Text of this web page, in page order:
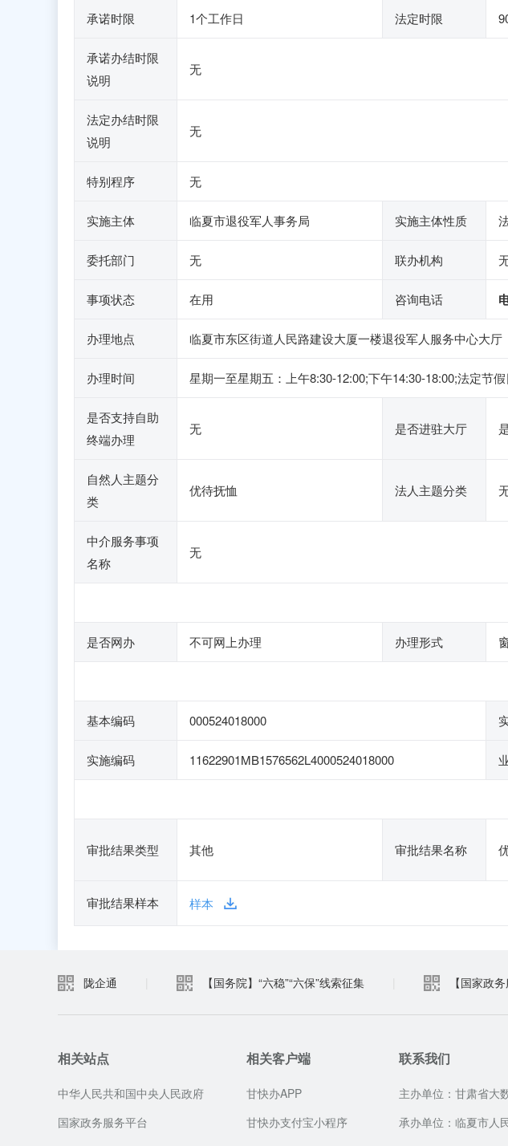
承诺时限 1个工作日 法定时限
承诺办结时限
说明
无
法定办结时限
说明
无
特别程序 无
实施主体 临夏市退役军人事务局 实施主体性质
委托部门 无 联办机构
事项状态 在用 咨询电话
办理地点 临夏市东区街道人民路建设大厦一楼退役军人服务中心大厅
办理时间 星期一至星期五：上午8:30-12:00;下午14:30-18:00;法定节
是否支持自助
终端办理
无 是否进驻大厅
自然人主题分
类
优待抚恤 法人主题分类
中介服务事项
名称
无
是否网办 不可网上办理 办理形式
基本编码 000524018000
实施编码 11622901MB1576562L4000524018000
审批结果类型 其他 审批结果名称
审批结果样本 样本
陇企通 【国务院】“六稳”“六保”线索征集 【国家政
相关站点
中华人民共和国中央人民政府
国家政务服务平台
相关客户端
甘快办APP
甘快办支付宝小程序
联系我们
主办单位：甘肃省大
承办单位：临夏市人